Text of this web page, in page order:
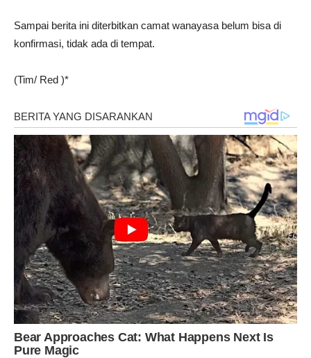
Sampai berita ini diterbitkan camat wanayasa belum bisa di
konfirmasi, tidak ada di tempat.
(Tim/ Red )*